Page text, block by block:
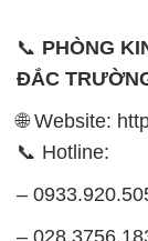
📞 PHÒNG
ĐẮC
🌐 Website:
📞 Hotline:
–
–